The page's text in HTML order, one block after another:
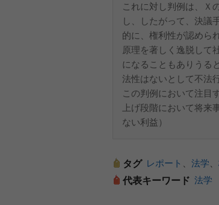
これに対し判例は、Ｘ
し、したがって、決議
的に、権利性が認めら
原理を著しく逸脱して
になることもありうる
法性はないとして不法
この判例において注目
上げ段階において将
ない利益）
タグ レポート 法学
代表キーワード 法学